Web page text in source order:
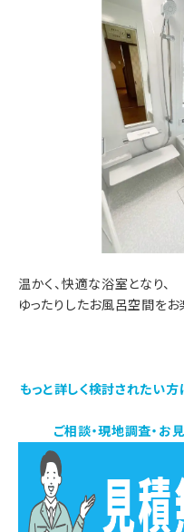
温かく、快適な浴室となり、
ゆったりしたお風呂空間をお
もっと詳しく検討されたい
ご相談・現地調査・